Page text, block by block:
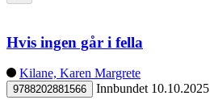
Hvis ingen går i fella
Kilane, Karen Margrete
9788202881566 Innbundet 10.10.2025